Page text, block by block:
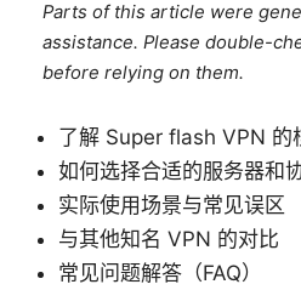
Parts of this article were
assistance. Please double-
before relying on them.
了解 Super flash VPN 的
如何选择合适的服务器和
实际使用场景与常见误区
与其他知名 VPN 的对比
常见问题解答（FAQ）